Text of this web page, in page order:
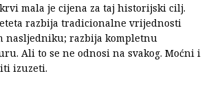
mala je cijena za taj historijski cilj.
razbija tradicionalne vrijednosti
nasljedniku; razbija kompletnu
Ali to se ne odnosi na svakog. Moćni i
izuzeti.